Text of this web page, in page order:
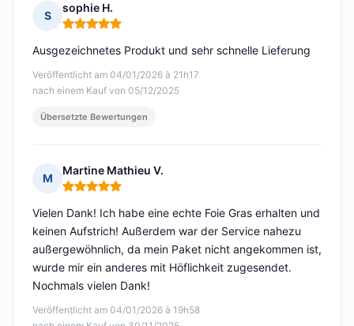
S
sophie H.
Hinweis: 5 von 5
Veröffentlicht am 04/01/2026 à 21h17
nach einem Kauf von 05/12/2025
Ausgezeichnetes Produkt und sehr schnelle Lieferung
Übersetzte Bewertungen
M
Martine Mathieu V.
Hinweis: 5 von 5
Veröffentlicht am 04/01/2026 à 19h58
Vielen Dank! Ich habe eine echte Foie Gras erhalten und
keinen Aufstrich! Außerdem war der Service nahezu
außergewöhnlich, da mein Paket nicht angekommen ist,
wurde mir ein anderes mit Höflichkeit zugesendet.
Nochmals vielen Dank!